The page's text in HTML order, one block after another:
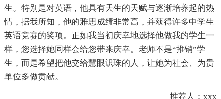
生。特别是对英语，他具有天生的天赋与逐渐培养起的热
情，据我所知，他的雅思成绩非常高，并获得许多中学生
英语竞赛的奖项。正如我当初庆幸地选择他做我的学生一
样，您选择她同样会给您带来庆幸。老师不是“推销”学
生，而是希望把他交给慧眼识珠的人，让她为社会、为贵
单位多做贡献。
推荐人：xxx